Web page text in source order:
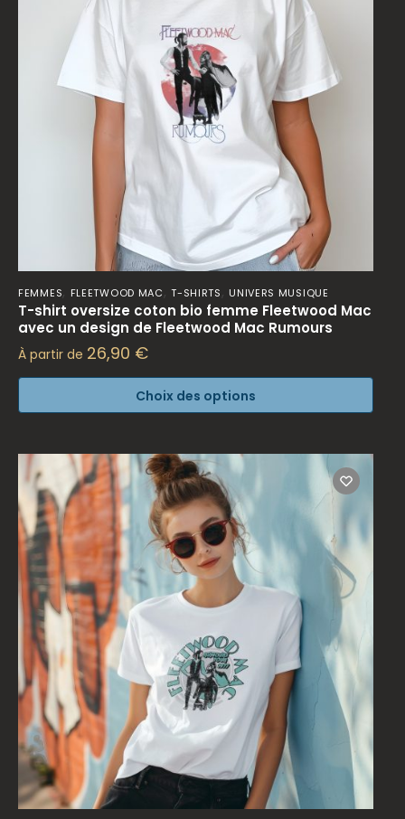
FEMMES, FLEETWOOD MAC,T-SHIRTS, UNIVERS MUSIQUE
T-shirt oversize coton bio femme Fleetwood Mac
avec un design de Fleetwood Mac Rumours
À partir de 26,90 €
Choix des options